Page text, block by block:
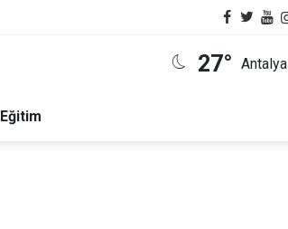
27° Antalya
Eğitim